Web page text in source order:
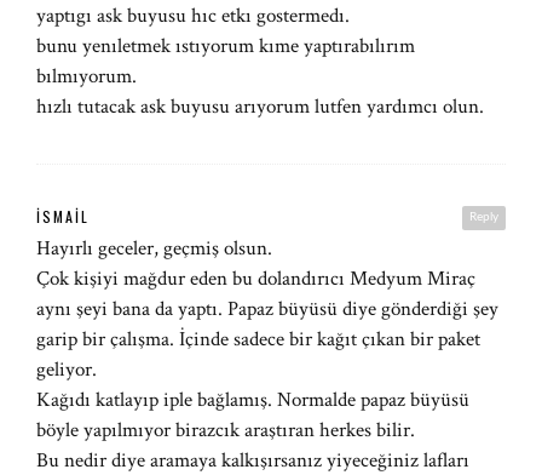
yaptıgı ask buyusu hıc etkı gostermedı.
bunu yenıletmek ıstıyorum kıme yaptırabılırım
bılmıyorum.
hızlı tutacak ask buyusu arıyorum lutfen yardımcı olun.
Reply
İSMAIL
Hayırlı geceler, geçmiş olsun.
Çok kişiyi mağdur eden bu dolandırıcı Medyum Miraç
aynı şeyi bana da yaptı. Papaz büyüsü diye gönderdiği şey
garip bir çalışma. İçinde sadece bir kağıt çıkan bir paket
geliyor.
Kağıdı katlayıp iple bağlamış. Normalde papaz büyüsü
böyle yapılmıyor birazcık araştıran herkes bilir.
Bu nedir diye aramaya kalkışırsanız yiyeceğiniz lafları